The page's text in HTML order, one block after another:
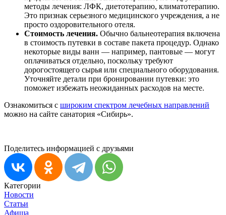
методы лечения: ЛФК, диетотерапию, климатотерапию.
Это признак серьезного медицинского учреждения, а не
просто оздоровительного отеля.
Стоимость лечения. Обычно бальнеотерапия включена
в стоимость путевки в составе пакета процедур. Однако
некоторые виды ванн — например, пантовые — могут
оплачиваться отдельно, поскольку требуют
дорогостоящего сырья или специального оборудования.
Уточняйте детали при бронировании путевки: это
поможет избежать неожиданных расходов на месте.
Ознакомиться с широким спектром лечебных направлений
можно на сайте санатория «Сибирь».
Поделитесь информацией с друзьями
Категории
Новости
Статьи
Афиша